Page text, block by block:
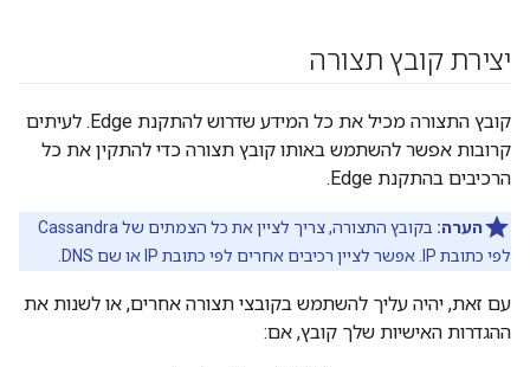
יצירת קובץ תצורה
קובץ התצורה מכיל את כל המידע שדרוש להתקנת Edge. לעיתים
קרובות אפשר להשתמש באותו קובץ תצורה כדי להתקין את כל
הרכיבים בהתקנת Edge.
הערה:
בקובץ התצורה, צריך לציין את כל הצמתים של Cassandra
לפי כתובת IP. אפשר לציין רכיבים אחרים לפי כתובת IP או שם DNS.
עם זאת, יהיה עליך להשתמש בקובצי תצורה אחרים, או לשנות את
ההגדרות האישיות שלך קובץ, אם: